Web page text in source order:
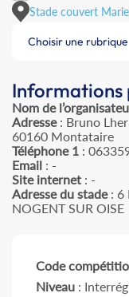
Stade couvert
Choisir une rubrique
Informations
Nom de
Adresse: Bruno
60160 Montataire
Téléphone 1 :
Email : -
Site internet : -
Adresse du stade: 6
NOGENT SUR OISE
Code
Niveau :